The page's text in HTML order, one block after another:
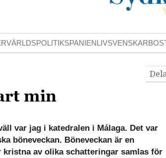
VÄRLDSPOLITIKSPANIENLIVSVENSKAR
min
var jag i katedralen i Málaga. Det var
böneveckan. Böneveckan är en
av olika schatteringar samlas för